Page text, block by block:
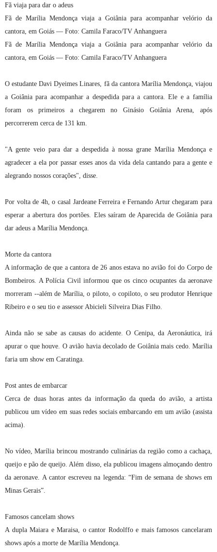
Fã viaja para dar o adeus
Fã de Marília Mendonça viaja a Goiânia para acompanhar velório da
cantora, em Goiás — Foto: Camila Faraco/TV Anhanguera
Fã de Marília Mendonça viaja a Goiânia para acompanhar velório da
cantora, em Goiás — Foto: Camila Faraco/TV Anhanguera
O estudante Davi Dyeimes Linares, fã da cantora Marília Mendonça, viajou
a Goiânia para acompanhar a despedida para a cantora. Ele e a família
foram os primeiros a chegarem no Ginásio Goiânia Arena, após
percorrerem cerca de 131 km.
"A gente veio para dar a despedida à nossa grane Marília Mendonça e
agradecer a ela por passar esses anos da vida dela cantando para a gente e
alegrando nossos corações", disse.
Por volta de 4h, o casal Jardeane Ferreira e Fernando Artur chegaram para
esperar a abertura dos portões. Eles saíram de Aparecida de Goiânia para
dar adeus a Marília Mendonça.
Morte da cantora
A informação de que a cantora de 26 anos estava no avião foi do Corpo de
Bombeiros. A Polícia Civil informou que os cinco ocupantes da aeronave
morreram --além de Marília, o piloto, o copiloto, o seu produtor Henrique
Ribeiro e o seu tio e assessor Abicieli Silveira Dias Filho.
Ainda não se sabe as causas do acidente. O Cenipa, da Aeronáutica, irá
apurar o que houve. O avião havia decolado de Goiânia mais cedo. Marília
faria um show em Caratinga.
Post antes de embarcar
Cerca de duas horas antes da informação da queda do avião, a artista
publicou um vídeo em suas redes sociais embarcando em um avião (assista
acima).
No vídeo, Marília brincou mostrando culinárias da região como a cachaça,
queijo e pão de queijo. Além disso, ela publicou imagens almoçando dentro
da aeronave. A cantor escreveu na legenda: “Fim de semana de shows em
Minas Gerais”.
Famosos cancelam shows
A dupla Maiara e Maraisa, o cantor Rodolffo e mais famosos cancelaram
shows após a morte de Marília Mendonça.